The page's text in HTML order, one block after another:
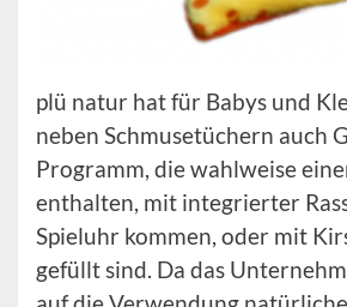
plü natur hat für Babys und
neben Schmusetüchern auch
Programm, die wahlweise
enthalten, mit integrierter
Spieluhr kommen, oder mit
gefüllt sind. Da das